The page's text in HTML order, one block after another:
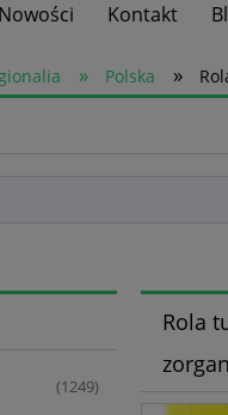
Nowości Kontakt
» Polska »
(1249)
Rola